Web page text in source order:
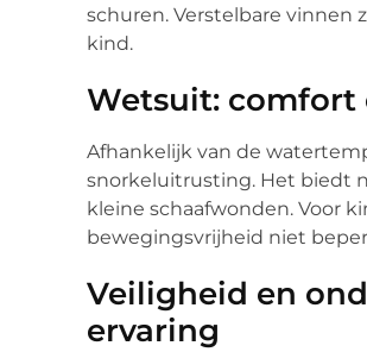
schuren. Verstelbare vinnen
kind.
Wetsuit: comfort
Afhankelijk van de
snorkeluitrusting. Het biedt
kleine schaafwonden. Voor
bewegingsvrijheid niet
Veiligheid en
ervaring